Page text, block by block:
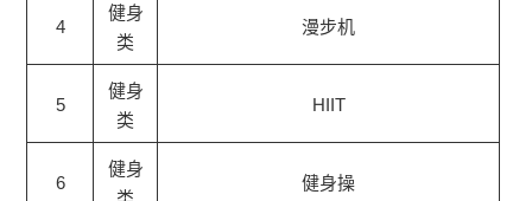
4
健身
类
漫步机
5
健身
类
HIIT
6
健身
健身操